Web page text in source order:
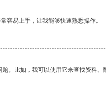
容易上手，让我能够快速熟悉操作。
。比如，我可以使用它来查找资料、